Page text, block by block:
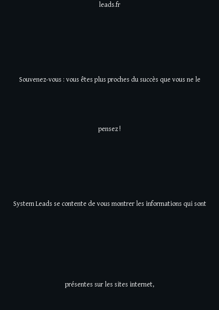
leads.fr
Souvenez-vous : vous êtes plus proches du succès que vous ne le
pensez !
System Leads se contente de vous montrer les informations qui sont
présentes sur les sites internet,